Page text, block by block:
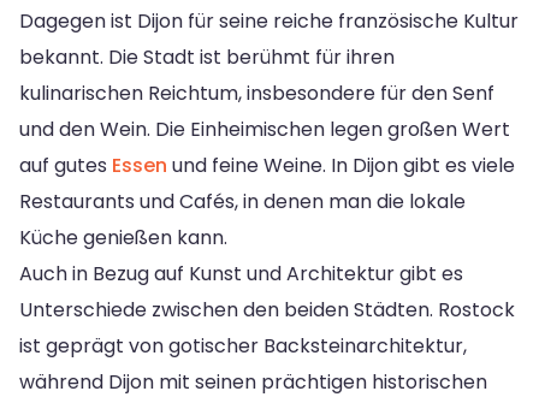
Dagegen ist Dijon für seine reiche französische Kultur
bekannt. Die Stadt ist berühmt für ihren
kulinarischen Reichtum, insbesondere für den Senf
und den Wein. Die Einheimischen legen großen Wert
auf gutes Essen und feine Weine. In Dijon gibt es viele
Restaurants und Cafés, in denen man die lokale
Küche genießen kann.
Auch in Bezug auf Kunst und Architektur gibt es
Unterschiede zwischen den beiden Städten. Rostock
ist geprägt von gotischer Backsteinarchitektur,
während Dijon mit seinen prächtigen historischen